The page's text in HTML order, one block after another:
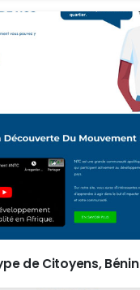
de Citoyens, Bénin